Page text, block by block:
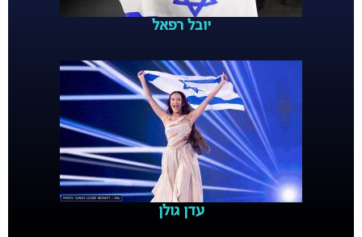
יובל רפאל
עדן גולן